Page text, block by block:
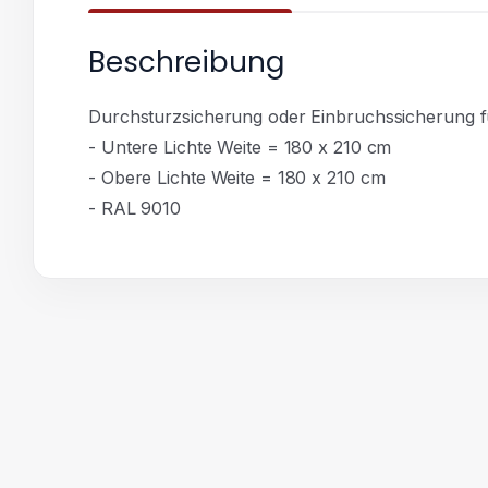
Beschreibung
Durchsturzsicherung oder Einbruchssicherung
- Untere Lichte Weite = 180 x 210 cm
- Obere Lichte Weite = 180 x 210 cm
- RAL 9010